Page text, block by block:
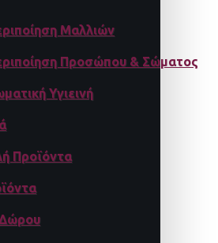
Μαλλιών
Προσώπου & Σώματος
Υγιεινή
Προϊόντα